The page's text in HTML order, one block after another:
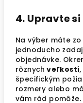
4. Upravte
Na výber máte zo
jednoducho
objednávke.
rôznych veľkostí
špecifickým
rozmery alebo
vám rád